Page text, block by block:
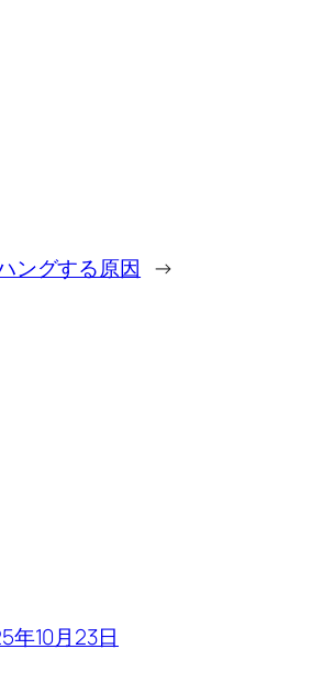
ングする原因 →
年10月23日